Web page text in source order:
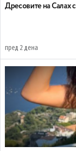
Дресовите на Салах
пред 2 дена